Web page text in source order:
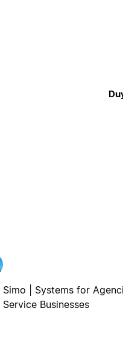
Simo | Systems for
Service Businesses